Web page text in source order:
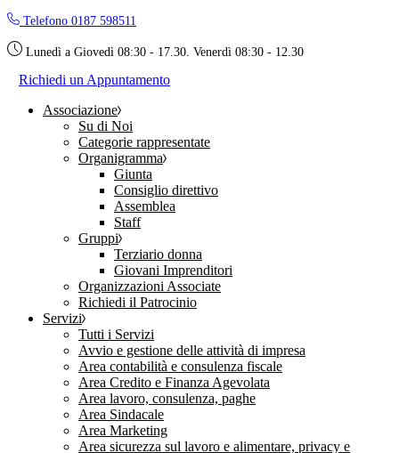
Skip
the
Telefono 0187 598511
Lunedì a Giovedì 08:30 - 17.30. Venerdì 08:30 - 12.30
Richiedi un Appuntamento
Associazione
Su di Noi
Categorie rappresentate
Organigramma
Giunta
Consiglio direttivo
Assemblea
Staff
Gruppi
Terziario donna
Giovani Imprenditori
Organizzazioni Associate
Richiedi il Patrocinio
Servizi
Tutti i Servizi
Avvio e gestione delle attività di impresa
Area contabilità e consulenza fiscale
Area Credito e Finanza Agevolata
Area lavoro, consulenza, paghe
Area Sindacale
Area Marketing
Area sicurezza sul lavoro e alimentare, privacy e